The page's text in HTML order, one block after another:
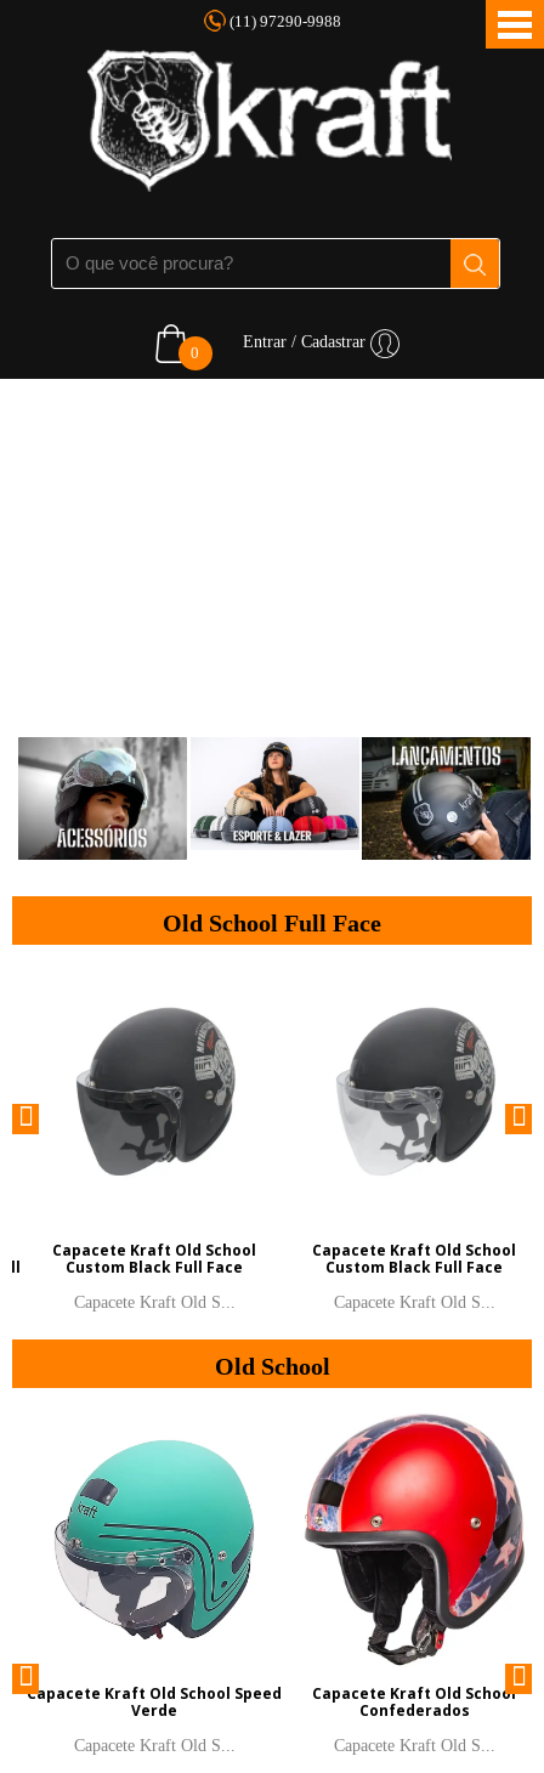
(11) 97290-9988
0
Entrar / Cadastrar
Old School Full Face
Capacete Kraft Old School
Custom Black Full Face
Capacete Kraft Old S...
Capacete Kraft Old School
Custom Black Full Face
Capacete Kraft Old S...
Old School
Capacete Kraft Old School Speed
Verde
Capacete Kraft Old S...
Capacete Kraft Old School
Confederados
Capacete Kraft Old S...